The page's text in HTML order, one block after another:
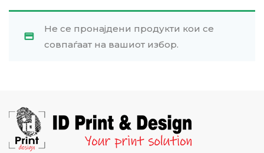
Не се пронајдени продукти кои се
совпаѓаат на вашиот избор.